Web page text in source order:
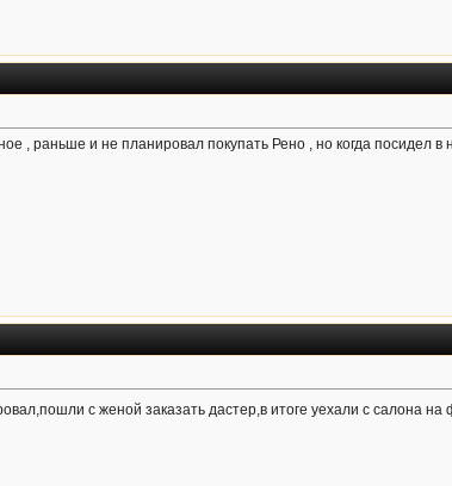
, раньше и не планировал покупать Рено , но когда
с женой заказать дастер,в итоге уехали с салона